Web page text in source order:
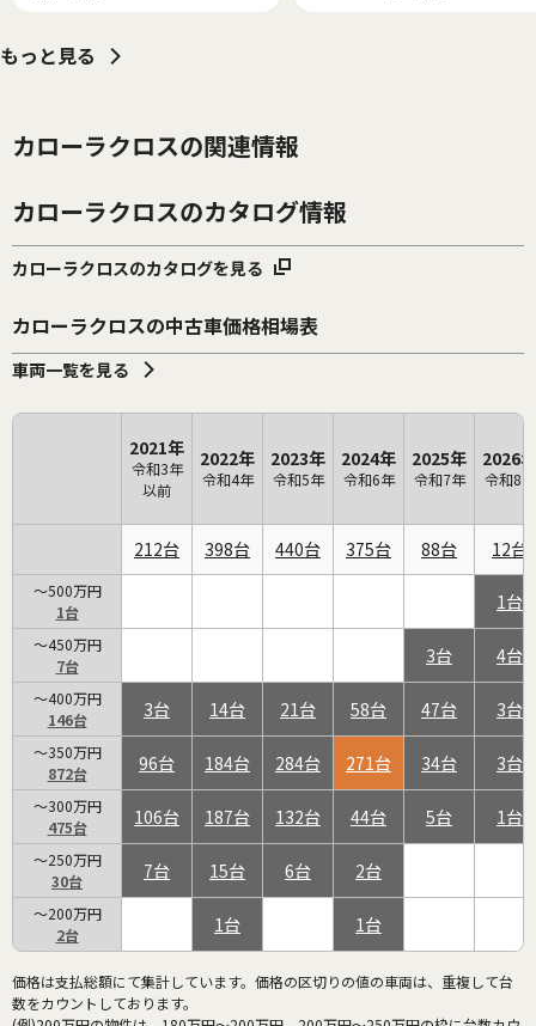
もっと見る
カローラクロスの関連情報
カローラクロスのカタログ情報
カローラクロスのカタログを見る
カローラクロスの中古車価格相場表
車両一覧を見る
2021年
令和3年
以前
2022年
令和4年
2023年
令和5年
2024年
令和6年
2025年
令和7年
2026年
令和8年
212 398 440 375 88 12
～500万円
1
1
～450万円
7
3 4
～400万円
146
3 14 21 58 47 3
～350万円
872
96 184 284 271 34 3
～300万円
475
106 187 132 44 5 1
～250万円
30
7 15 6 2
～200万円
2
1 1
価格は支払総額にて集計しています。価格の区切りの値の車両は、重複して台
数をカウントしております。